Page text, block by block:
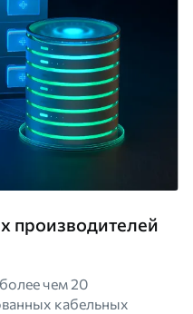
производителей
чем 20
кабельных